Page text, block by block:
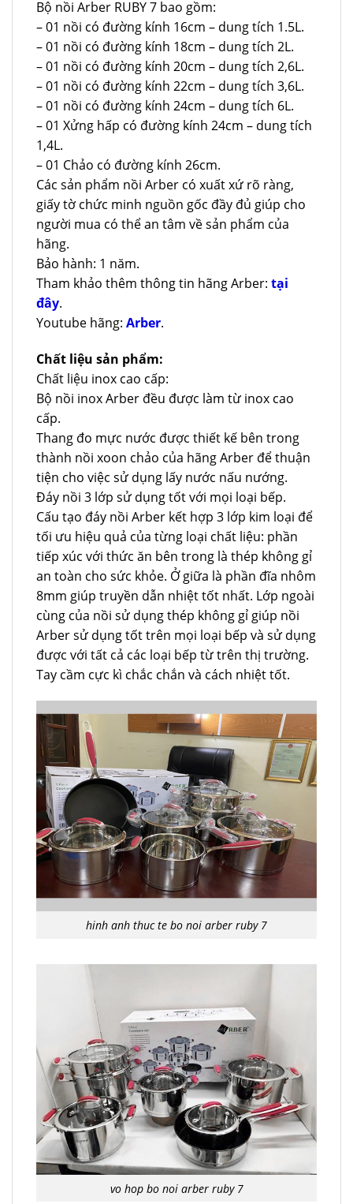
Bộ nồi Arber RUBY 7 bao gồm:
– 01 nồi có đường kính 16cm – dung tích 1.5L.
– 01 nồi có đường kính 18cm – dung tích 2L.
– 01 nồi có đường kính 20cm – dung tích 2,6L.
– 01 nồi có đường kính 22cm – dung tích 3,6L.
– 01 nồi có đường kính 24cm – dung tích 6L.
– 01 Xửng hấp có đường kính 24cm – dung tích
1,4L.
– 01 Chảo có đường kính 26cm.
Các sản phẩm nồi Arber có xuất xứ rõ ràng,
giấy tờ chức minh nguồn gốc đầy đủ giúp cho
người mua có thể an tâm về sản phẩm của
hãng.
Bảo hành: 1 năm.
Tham khảo thêm thông tin hãng Arber: tại
đây.
Youtube hãng: Arber.
Chất liệu sản phẩm:
Chất liệu inox cao cấp:
Bộ nồi inox Arber đều được làm từ inox cao
cấp.
Thang đo mực nước được thiết kế bên trong
thành nồi xoon chảo của hãng Arber để thuận
tiện cho việc sử dụng lấy nước nấu nướng.
Đáy nồi 3 lớp sử dụng tốt với mọi loại bếp.
Cấu tạo đáy nồi Arber kết hợp 3 lớp kim loại để
tối ưu hiệu quả của từng loại chất liệu: phần
tiếp xúc với thức ăn bên trong là thép không gỉ
an toàn cho sức khỏe. Ở giữa là phần đĩa nhôm
8mm giúp truyền dẫn nhiệt tốt nhất. Lớp ngoài
cùng của nồi sử dụng thép không gỉ giúp nồi
Arber sử dụng tốt trên mọi loại bếp và sử dụng
được với tất cả các loại bếp từ trên thị trường.
Tay cầm cực kì chắc chắn và cách nhiệt tốt.
hinh anh thuc te bo noi arber ruby 7
vo hop bo noi arber ruby 7